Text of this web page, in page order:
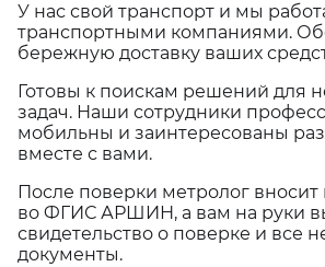
У нас свой транспорт и мы
транспортными компаниями.
бережную доставку ваших
Готовы к поискам решений для
задач. Наши сотрудники
мобильны и заинтересованы
вместе с вами.
После поверки метролог
во ФГИС АРШИН, а вам на руки
свидетельство о поверке и все
документы.